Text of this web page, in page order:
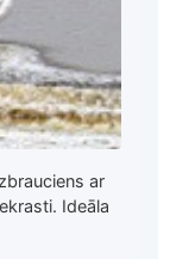
ar
Ideāla